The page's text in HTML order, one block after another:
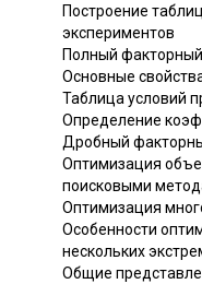
Построение
экспериментов
Полный
Основные
Таблица условий
Определение
Дробный
Оптимизация
поисковыми
Оптимизация
Особенности
нескольких
Общие